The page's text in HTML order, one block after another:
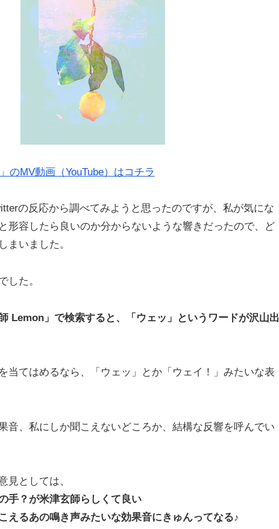
のMV動画（YouTube）はコチラ
の反応から調べてみようと思ったのですが、私が気にな
形容したら良いのか分からないような響きだったので、ど
まいました。
した。
Lemon」で検索すると、「ウェッ」というワードが沢山出
当てはめるなら、「ウェッ」とか「ウェイ！」みたいな表
音、私にしか聞こえないどころか、結構な反響を呼んでい
見としては、
手？が米津玄師らしくて良い
えるあの鳴き声みたいな効果音にきゅんってなる♪